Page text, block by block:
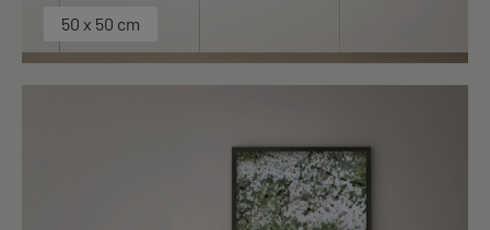
50 x 50 cm